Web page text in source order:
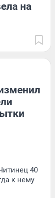
на
40
к нему